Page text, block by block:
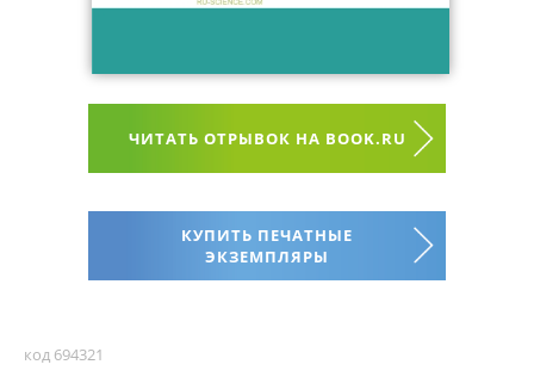
ЧИТАТЬ ОТРЫВОК НА BOOK.RU
КУПИТЬ ПЕЧАТНЫЕ
ЭКЗЕМПЛЯРЫ
код 694321